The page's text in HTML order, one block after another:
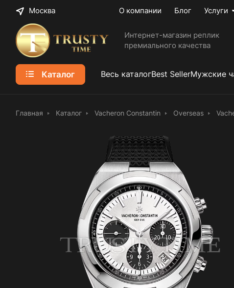
Москва О компании Блог Услуги
Интернет-магазин реплик
премиального качества
Каталог Весь каталогBest SellerМужские
Главная Каталог Vacheron Constantin Overseas